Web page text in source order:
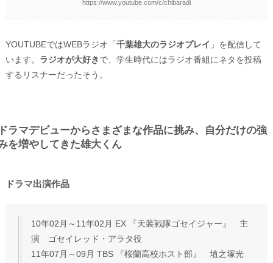
https://www.youtube.com/c/chibaradi
YOUTUBEではWEBラジオ「千葉雄大のラジオプレイ 」を配信して
います。 ラジオが大好きで、学生時代にはラジオ番組にネタを投稿
するリスナーだったそう。
ラマデビューからさまざまな作品に挑み、自分だけの強
を増やしてきた雄大くん
ドラマ出演作品
10年02月～11年02月 EX 『天装戦隊ゴセイジャー』 主
演 ゴセイレッド・アラタ役
11年07月～09月 TBS 『桜蘭高校ホスト部』 埴之塚光